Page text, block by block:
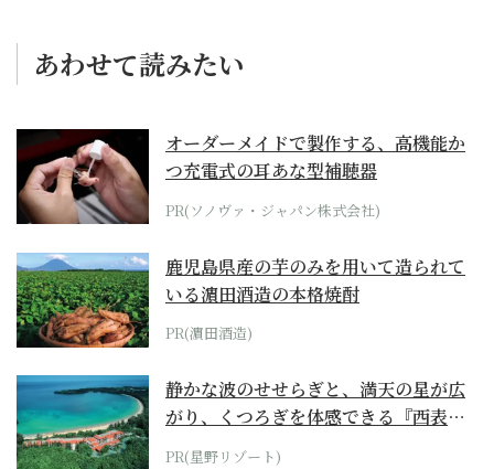
あわせて読みたい
オーダーメイドで製作する、高機能か
つ充電式の耳あな型補聴器
PR(ソノヴァ・ジャパン株式会社)
鹿児島県産の芋のみを用いて造られて
いる濵田酒造の本格焼酎
PR(濵田酒造)
静かな波のせせらぎと、満天の星が広
がり、くつろぎを体感できる『西表島
ホテル by...
PR(星野リゾート)